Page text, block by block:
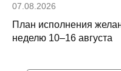
07.08.2026
План исполнения
неделю 10–16 августа